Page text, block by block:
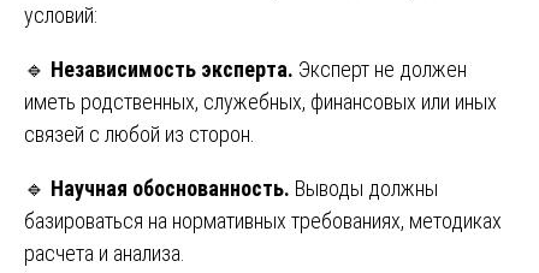
условий:
🔹 Независимость эксперта. Эксперт не должен
иметь родственных, служебных, финансовых или иных
связей с любой из сторон.
🔹 Научная обоснованность. Выводы должны
базироваться на нормативных требованиях, методиках
расчета и анализа.